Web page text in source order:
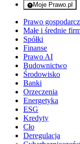
Moje Prawo.pl
-
Prawo
Małe i średnie
Spółki
Finanse
Prawo AI
Budownictwo
Środowisko
Banki
Orzeczenia
Energetyka
ESG
Kredyty
Cło
Deregulacja